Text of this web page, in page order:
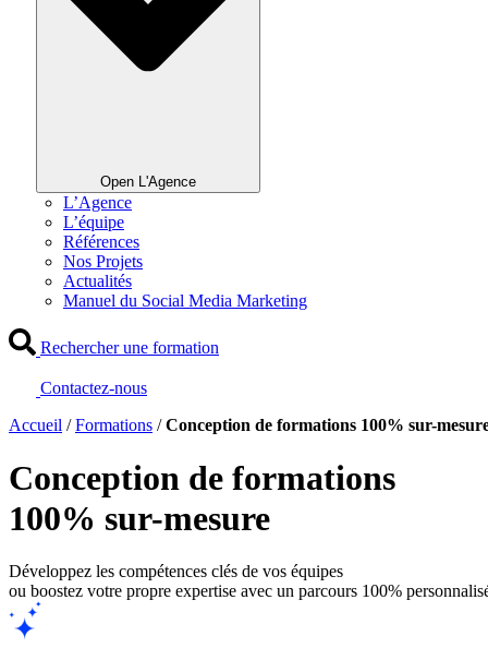
Open L'Agence
L’Agence
L’équipe
Références
Nos Projets
Actualités
Manuel du Social Media Marketing
Rechercher une formation
Contactez-nous
Accueil /Formations /Conception de formations 100% sur-
Conception de formations
100% sur-mesure
Développez les compétences clés de vos équipes
ou boostez votre propre expertise avec un parcours 100%